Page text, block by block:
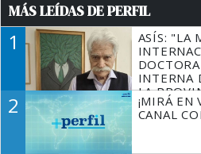
MÁS LEÍDAS DE PERFIL
1
ASÍS: "LA
INTERNA
LA
2
¡MIRÁ EN
CANAL